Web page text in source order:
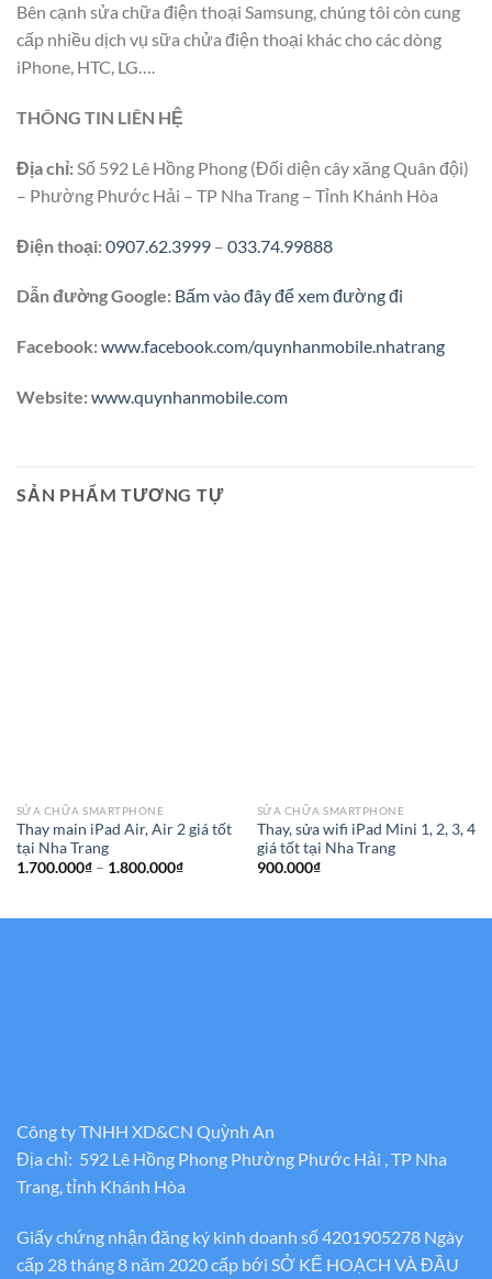
Bên cạnh sửa chữa điện thoại Samsung, chúng tôi còn cung
cấp nhiều dịch vụ sữa chửa điện thoại khác cho các dòng
iPhone, HTC, LG….
THÔNG TIN LIÊN HỆ
Địa chỉ: Số 592 Lê Hồng Phong (Đối diện cây xăng Quân đội)
– Phường Phước Hải – TP Nha Trang – Tỉnh Khánh Hòa
Điện thoại:0907.62.3999 – 033.74.99888
Dẫn đường Google: Bấm vào đây để xem đường đi
Facebook:www.facebook.com/quynhanmobile.nhatrang
Website:www.quynhanmobile.com
SẢN PHẨM TƯƠNG TỰ
SỬA CHỮA SMARTPHONE
Thay main iPad Air, Air 2 giá tốt
tại Nha Trang
1.700.000₫ – 1.800.000₫Khoảng
đến
SỬA CHỮA SMARTPHONE
Thay, sửa wifi iPad Mini 1, 2, 3, 4
giá tốt tại Nha Trang
900.000₫
Công ty TNHH XD&CN Quỳnh An
Địa chỉ: 592 Lê Hồng Phong Phường Phước Hải , TP Nha
Trang, tỉnh Khánh Hòa
Giấy chứng nhận đăng ký kinh doanh số 4201905278 Ngày
cấp 28 tháng 8 năm 2020 cấp bới SỞ KẾ HOẠCH VÀ ĐẦU